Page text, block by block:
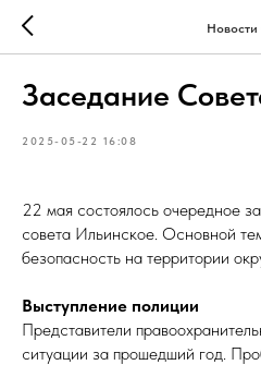
Заседание
2025-05-22 16:08
22 мая состоялось очередное
совета Ильинское. Основной
безопасность на территории
Выступление полиции
Представители
ситуации за прошедший год.